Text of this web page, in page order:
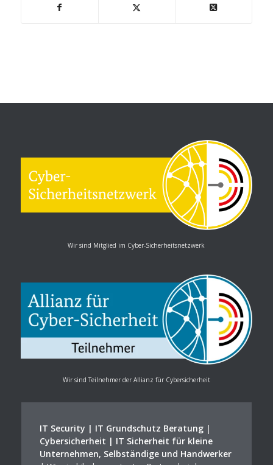
Wir sind Mitglied im Cyber-Sicherheitsnetzwerk
Wir sind Teilnehmer der Allianz für Cybersicherheit
IT Security | IT Grundschutz Beratung|
Cybersicherheit | IT Sicherheit für kleine
Unternehmen, Selbständige und Handwerker